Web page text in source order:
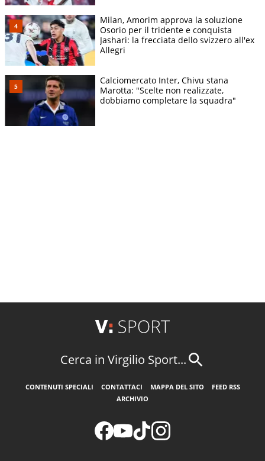
Milan, Amorim approva la soluzione
Osorio per il tridente e conquista
Jashari: la frecciata dello svizzero all'ex
Allegri
Calciomercato Inter, Chivu stana
Marotta: "Scelte non realizzate,
dobbiamo completare la squadra"
Cerca in Virgilio Sport...
CONTENUTI SPECIALI CONTATTACI MAPPA DEL SITO
FEED RSS
ARCHIVIO